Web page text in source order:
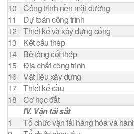
10
Công trình nền mặt đường
11
Dự toán công trình
12
Thiết kế và xây dựng cống
13
Kết cấu thép
14
Bê tông cốt thép
15
Địa chất công trình
16
Vật liệu xây dựng
17
Thiết kế cầu
18
Cơ học đất
IV. Vận tải sắt
1
Tổ chức vận tải hàng hóa và